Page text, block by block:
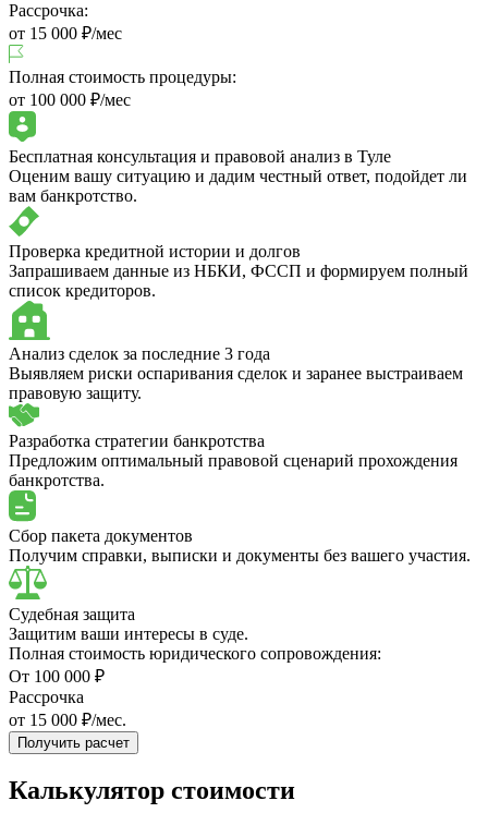
Рассрочка:
от 15 000 ₽/мес
Полная стоимость процедуры:
от 100 000 ₽/мес
Бесплатная консультация и правовой анализ в Туле
Оценим вашу ситуацию и дадим честный ответ, подойдет ли
вам банкротство.
Проверка кредитной истории и долгов
Запрашиваем данные из НБКИ, ФССП и формируем полный
список кредиторов.
Анализ сделок за последние 3 года
Выявляем риски оспаривания сделок и заранее выстраиваем
правовую защиту.
Разработка стратегии банкротства
Предложим оптимальный правовой сценарий прохождения
банкротства.
Сбор пакета документов
Получим справки, выписки и документы без вашего участия.
Судебная защита
Защитим ваши интересы в суде.
Полная стоимость юридического сопровождения:
От 100 000 ₽
Рассрочка
от 15 000 ₽/мес.
Получить расчет
Калькулятор стоимости